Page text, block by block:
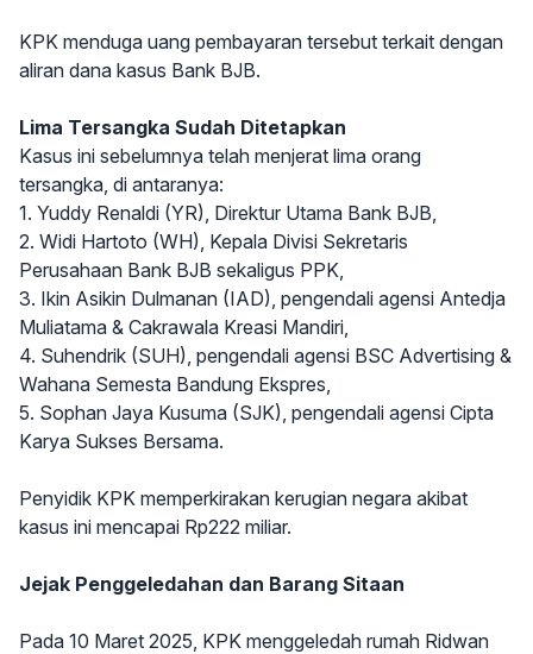
KPK menduga uang pembayaran tersebut terkait dengan
aliran dana kasus Bank BJB.
Lima Tersangka Sudah Ditetapkan
Kasus ini sebelumnya telah menjerat lima orang
tersangka, di antaranya:
1. Yuddy Renaldi (YR), Direktur Utama Bank BJB,
2. Widi Hartoto (WH), Kepala Divisi Sekretaris
Perusahaan Bank BJB sekaligus PPK,
3. Ikin Asikin Dulmanan (IAD), pengendali agensi Antedja
Muliatama & Cakrawala Kreasi Mandiri,
4. Suhendrik (SUH), pengendali agensi BSC Advertising &
Wahana Semesta Bandung Ekspres,
5. Sophan Jaya Kusuma (SJK), pengendali agensi Cipta
Karya Sukses Bersama.
Penyidik KPK memperkirakan kerugian negara akibat
kasus ini mencapai Rp222 miliar.
Jejak Penggeledahan dan Barang Sitaan
Pada 10 Maret 2025, KPK menggeledah rumah Ridwan